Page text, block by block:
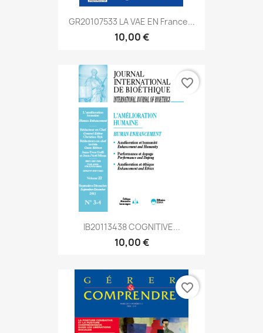
GR20107533 LA VAE EN France...
10,00 €
IB20113438 COGNITIVE...
10,00 €
favorite_border
favorite_border